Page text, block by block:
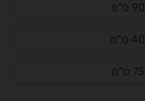
90 ס"מ
40 ס"מ
75 ס"מ